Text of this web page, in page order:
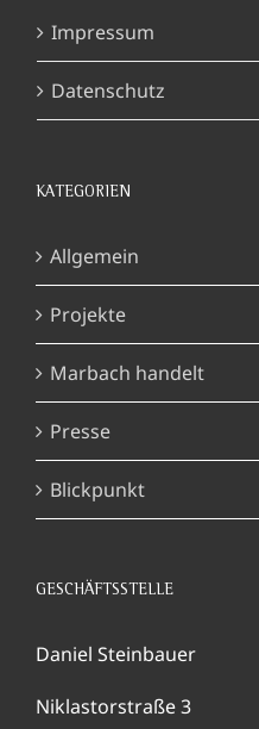
Impressum
Datenschutz
KATEGORIEN
Allgemein
Projekte
Marbach handelt
Presse
Blickpunkt
GESCHÄFTSSTELLE
Daniel Steinbauer
Niklastorstraße 3